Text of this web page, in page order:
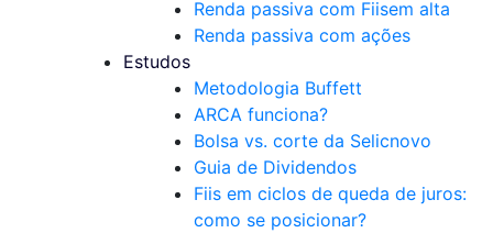
Renda passiva com Fiisem alta
Renda passiva com ações
Estudos
Metodologia Buffett
ARCA funciona?
Bolsa vs. corte da Selicnovo
Guia de Dividendos
Fiis em ciclos de queda de juros:
como se posicionar?